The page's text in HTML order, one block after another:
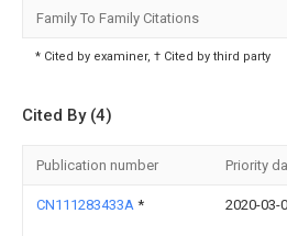
Family To Family Citations
* Cited by examiner, † Cited by third party
Cited By (4)
Publication number Priority
CN111283433A * 2020-03-